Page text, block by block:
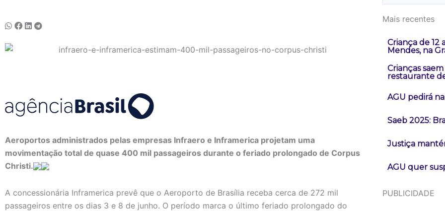
Aeroportos administrados pelas empresas Infraero e Inframerica projetam uma
movimentação total de quase 400 mil passageiros durante o feriado prolongado de Corpus
Christi.
A concessionária Inframerica prevê que o Aeroporto de Brasília receba cerca de 272 mil
passageiros entre os dias 3 e 8 de junho. O período marca o último feriado prolongado do
Mais recentes
Criança de 12
Mendes, na
Crianças
restaurante
AGU pedirá
Saeb 2025:
Justiça
AGU quer
PUBLICIDADE